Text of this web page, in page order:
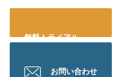
無料トライアル
お問い合わせ